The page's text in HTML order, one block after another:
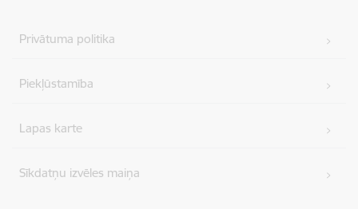
Privātuma politika
Piekļūstamība
Lapas karte
Sīkdatņu izvēles maiņa